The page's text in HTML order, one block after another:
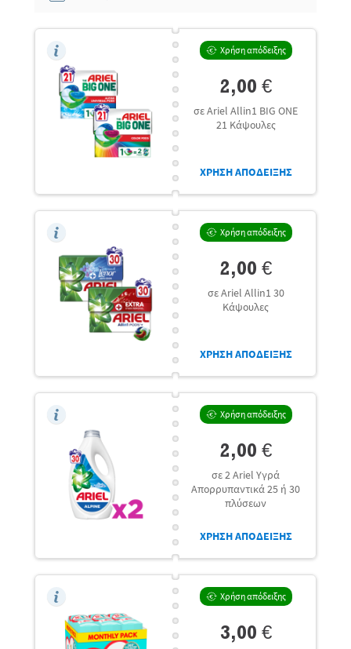
Χρήση απόδειξης
2,00 €
σε Ariel Allin1 BIG ONE
21 Κάψουλες
ΧΡΗΣΗ ΑΠΟΔΕΙΞΗΣ
Χρήση απόδειξης
2,00 €
σε Ariel Allin1 30
Κάψουλες
ΧΡΗΣΗ ΑΠΟΔΕΙΞΗΣ
Χρήση απόδειξης
2,00 €
σε 2 Ariel Υγρά
Απορρυπαντικά 25 ή 30
πλύσεων
ΧΡΗΣΗ ΑΠΟΔΕΙΞΗΣ
Χρήση απόδειξης
3,00 €